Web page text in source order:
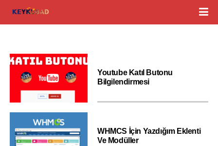
Youtube Katıl Butonu
Bilgilendirmesi
WHMCS İçin Yazdığım Eklenti
Ve Modüller